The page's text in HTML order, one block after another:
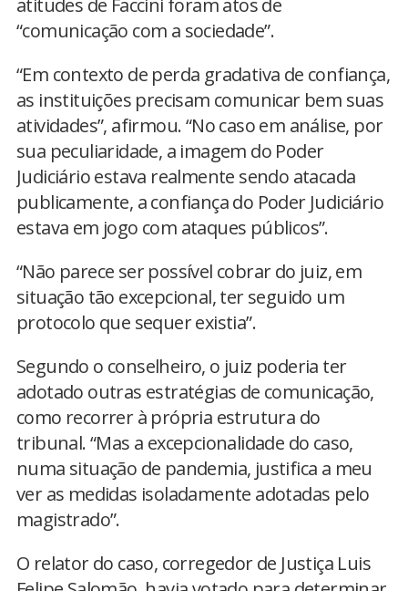
atitudes de Faccini foram atos de
“comunicação com a sociedade”.
“Em contexto de perda gradativa de confiança,
as instituições precisam comunicar bem suas
atividades”, afirmou. “No caso em análise, por
sua peculiaridade, a imagem do Poder
Judiciário estava realmente sendo atacada
publicamente, a confiança do Poder Judiciário
estava em jogo com ataques públicos”.
“Não parece ser possível cobrar do juiz, em
situação tão excepcional, ter seguido um
protocolo que sequer existia”.
Segundo o conselheiro, o juiz poderia ter
adotado outras estratégias de comunicação,
como recorrer à própria estrutura do
tribunal. “Mas a excepcionalidade do caso,
numa situação de pandemia, justifica a meu
ver as medidas isoladamente adotadas pelo
magistrado”.
O relator do caso, corregedor de Justiça Luis